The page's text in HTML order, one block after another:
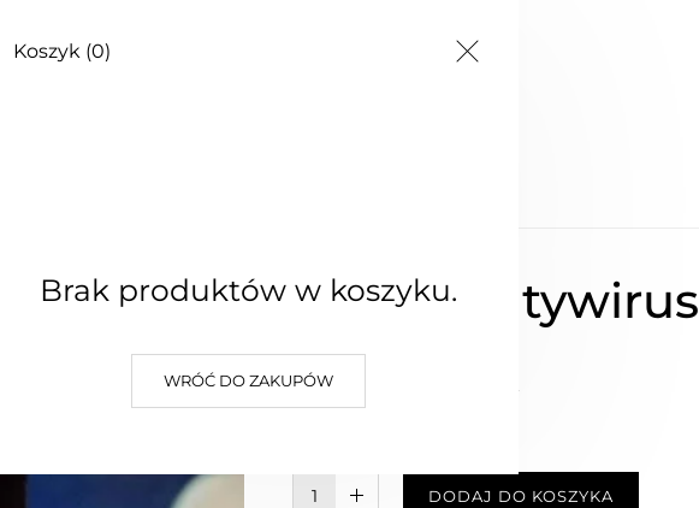
Koszyk (0)
Brak produktów w koszyku.
WRÓĆ DO ZAKUPÓW
Olejek antywirus
35,00 zł
Najniższa cena z 30 dni: 35,00 zł
W KOSZYKU :)DODAJ DO KOSZYKA